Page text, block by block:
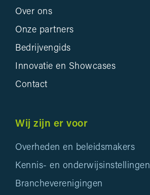
Over ons
Onze partners
Bedrijvengids
Innovatie en Showcases
Contact
Wij zijn er voor
Overheden en beleidsmakers
Kennis- en onderwijsinstellingen
Brancheverenigingen